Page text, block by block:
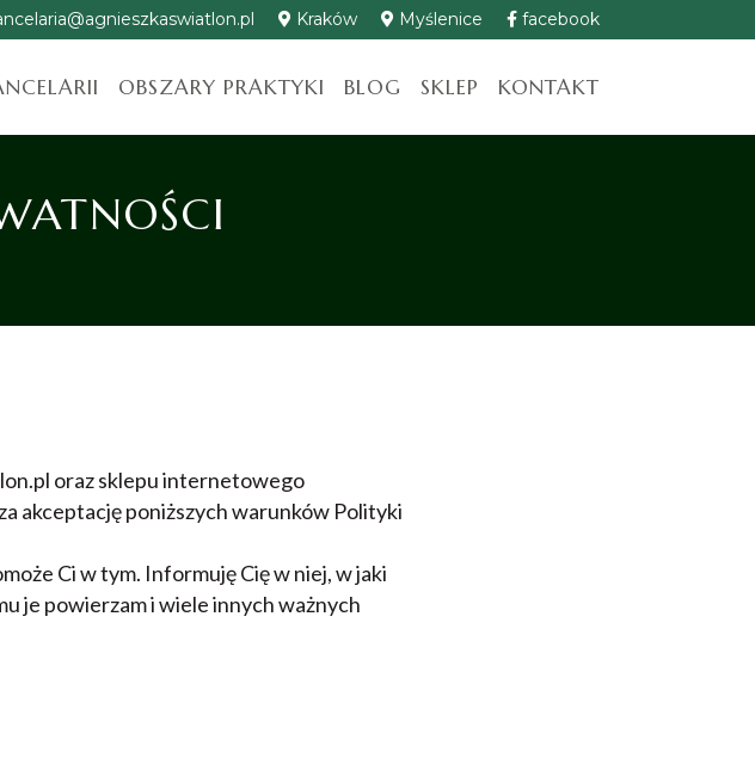
Kraków Myślenice facebook
OBSZARY PRAKTYKI BLOG SKLEP KONTAKT
oraz sklepu internetowego
akceptację poniższych warunków Polityki
Ci w tym. Informuję Cię w niej, w jaki
je powierzam i wiele innych ważnych